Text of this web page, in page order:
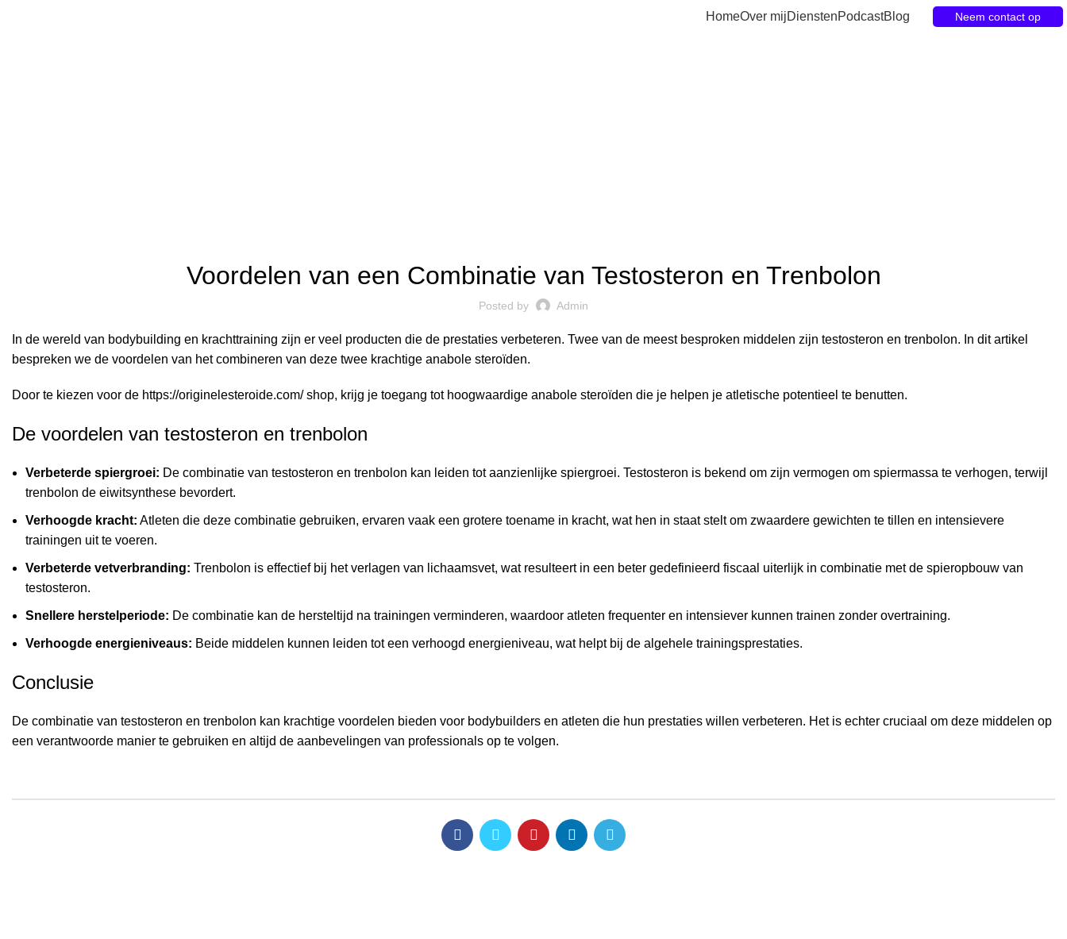
HomeOver mijDienstenPodcastBlog Neem contact op
Voordelen van een Combinatie van Testosteron en Trenbolon
Posted by Admin
In de wereld van bodybuilding en krachttraining zijn er veel producten die de prestaties verbeteren. Twee van de meest besproken middelen zijn testosteron en trenbolon. In dit artikel
bespreken we de voordelen van het combineren van deze twee krachtige anabole steroïden.
Door te kiezen voor de https://originelesteroide.com/shop, krijg je toegang tot hoogwaardige anabole steroïden die je helpen je atletische potentieel te benutten.
De voordelen van testosteron en trenbolon
Verbeterde spiergroei: De combinatie van testosteron en trenbolon kan leiden tot aanzienlijke spiergroei. Testosteron is bekend om zijn vermogen om spiermassa te verhogen, terwijl
trenbolon de eiwitsynthese bevordert.
Verhoogde kracht: Atleten die deze combinatie gebruiken, ervaren vaak een grotere toename in kracht, wat hen in staat stelt om zwaardere gewichten te tillen en intensievere
trainingen uit te voeren.
Verbeterde vetverbranding: Trenbolon is effectief bij het verlagen van lichaamsvet, wat resulteert in een beter gedefinieerd fiscaal uiterlijk in combinatie met de spieropbouw van
testosteron.
Snellere herstelperiode: De combinatie kan de hersteltijd na trainingen verminderen, waardoor atleten frequenter en intensiever kunnen trainen zonder overtraining.
Verhoogde energieniveaus: Beide middelen kunnen leiden tot een verhoogd energieniveau, wat helpt bij de algehele trainingsprestaties.
Conclusie
De combinatie van testosteron en trenbolon kan krachtige voordelen bieden voor bodybuilders en atleten die hun prestaties willen verbeteren. Het is echter cruciaal om deze middelen op
een verantwoorde manier te gebruiken en altijd de aanbevelingen van professionals op te volgen.